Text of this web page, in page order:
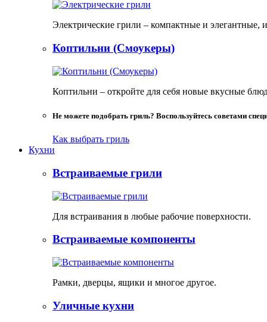
Электрические грили – компактные и
Коптильни (Смоукеры)
Коптильни – откройте для себя новые вкусные
Не можете подобрать гриль? Воспользуйтесь советами
Как выбрать гриль
Кухни
Встраиваемые грили
Для встраивания в любые рабочие поверхности.
Встраиваемые компоненты
Рамки, дверцы, ящики и многое другое.
Уличные кухни